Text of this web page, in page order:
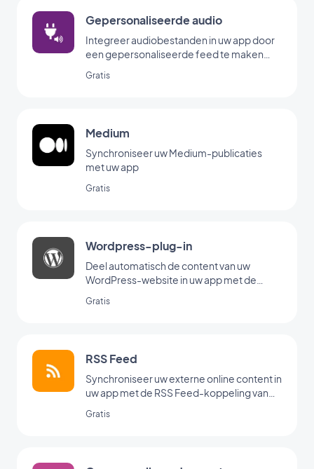
Gepersonaliseerde audio
Integreer audiobestanden in uw app door
een gepersonaliseerde feed te maken
GoodBarber.
Gratis
Medium
Synchroniseer uw Medium-publicaties
met uw app
Gratis
Wordpress-plug-in
Deel automatisch de content van uw
WordPress-website in uw app met de
Gratis
RSS Feed
Synchroniseer uw externe online content in
uw app met de RSS Feed-koppeling van
Gratis